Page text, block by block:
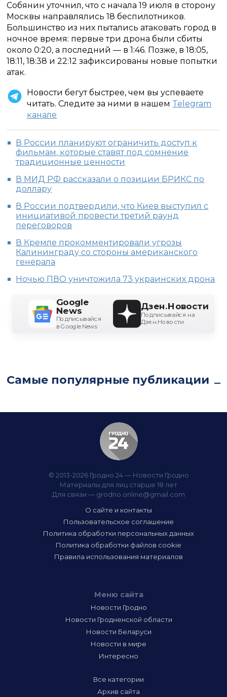
Собянин уточнил, что с начала 19 июля в сторону
Москвы направлялись 18 беспилотников.
Большинство из них пытались атаковать город в
ночное время: первые три дрона были сбиты
около 0:20, а последний — в 1:46. Позже, в 18:05,
18:11, 18:38 и 22:12 зафиксированы новые попытки
атак.
Новости бегут быстрее, чем вы успеваете
читать. Следите за ними в нашем Telegram
канале
В России планируют ограничить доступ к
фильмам, которые ставят под сомнение
традиционные ценности
В МИД РФ рассказали о позиции БРИКС по
доллару
В России подтвердили, что Киев выступил с
инициативой провести третий раунд
переговоров
В Кремле прокомментировали угрозы
Калининграду со стороны американского
генерала
Ночью ПВО уничтожила 73 украинских дрона
Google
News
Подписывайся
в Google News
Дзен.Новости
Подписывайся на
Дзен.Новости
Самые популярные публикации
© 2013-2026 Гродно 24 — Новости Гродно
Материалы для лиц старше 18 лет
Для связи — grodno.online@gmail.com
О сайте и контакты
Пользовательское соглашение
Политика обработки персональных данных
Политика обработки файлов cookie
Правила использования материалов
Меню сайта
Новости Гродно
Новости Гродненской области
Новости Беларуси
Новости в мире
Интересно
Все категории
Архив сайта